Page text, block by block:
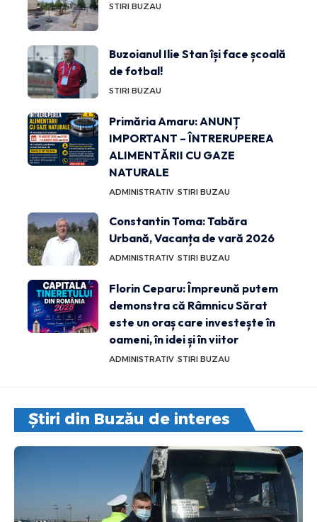
STIRI BUZAU
Buzoianul Ilie Stan își face școală
de fotbal!
STIRI BUZAU
Primăria Amaru: ANUNȚ
IMPORTANT – ÎNTRERUPEREA
ALIMENTĂRII CU GAZE
NATURALE
ADMINISTRATIV STIRI BUZAU
Constantin Toma: Tabăra
Urbană, Vacanța de vară 2026
ADMINISTRATIV STIRI BUZAU
Florin Ceparu: Împreună putem
demonstra că Râmnicu Sărat
este un oraș care investește în
oameni, în idei și în viitor
ADMINISTRATIV STIRI BUZAU
Știri din Buzău de interes